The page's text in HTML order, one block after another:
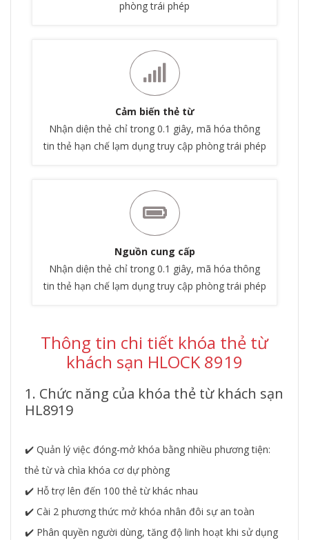
phòng trái phép
Cảm biến thẻ từ
Nhận diện thẻ chỉ trong 0.1 giây, mã hóa thông
tin thẻ hạn chế lạm dụng truy cập phòng trái phép
Nguồn cung cấp
Nhận diện thẻ chỉ trong 0.1 giây, mã hóa thông
tin thẻ hạn chế lạm dụng truy cập phòng trái phép
Thông tin chi tiết khóa thẻ từ
khách sạn HLOCK 8919
1. Chức năng của khóa thẻ từ khách sạn
HL8919
✔️ Quản lý việc đóng-mở khóa bằng nhiều phương tiện:
thẻ từ và chìa khóa cơ dự phòng
✔️ Hỗ trợ lên đến 100 thẻ từ khác nhau
✔️ Cài 2 phương thức mở khóa nhân đôi sự an toàn
✔️ Phân quyền người dùng, tăng độ linh hoạt khi sử dụng